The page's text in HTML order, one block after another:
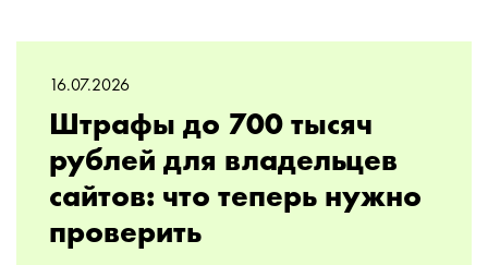
16.07.2026
Штрафы до 700 тысяч
рублей для владельцев
сайтов: что теперь нужно
проверить